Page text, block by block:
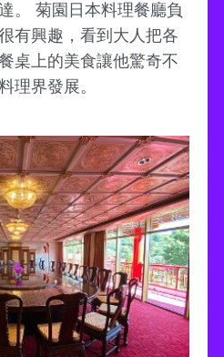
。 菊園日本料理餐廳負
有興趣，看到大人把各
桌上的美食讓他驚奇不
理界發展。